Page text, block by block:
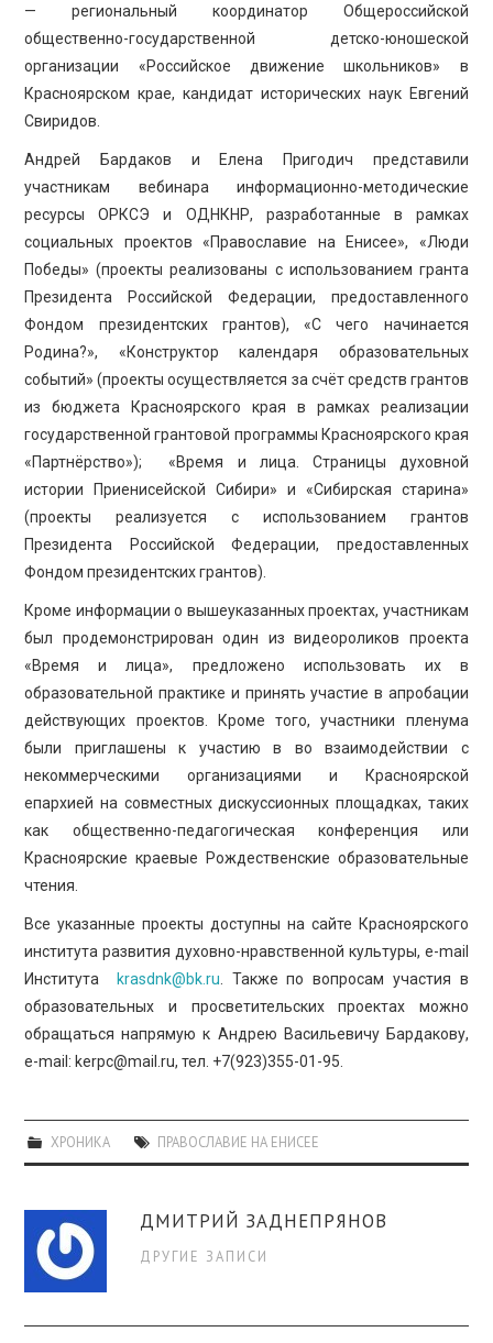
— региональный координатор Общероссийской
общественно-государственной детско-юношеской
организации «Российское движение школьников» в
Красноярском крае, кандидат исторических наук Евгений
Свиридов.
Андрей Бардаков и Елена Пригодич представили
участникам вебинара информационно-методические
ресурсы ОРКСЭ и ОДНКНР, разработанные в рамках
социальных проектов «Православие на Енисее», «Люди
Победы» (проекты реализованы с использованием гранта
Президента Российской Федерации, предоставленного
Фондом президентских грантов), «С чего начинается
Родина?», «Конструктор календаря образовательных
событий» (проекты осуществляется за счёт средств грантов
из бюджета Красноярского края в рамках реализации
государственной грантовой программы Красноярского края
«Партнёрство»); «Время и лица. Страницы духовной
истории Приенисейской Сибири» и «Сибирская старина»
(проекты реализуется с использованием грантов
Президента Российской Федерации, предоставленных
Фондом президентских грантов).
Кроме информации о вышеуказанных проектах, участникам
был продемонстрирован один из видеороликов проекта
«Время и лица», предложено использовать их в
образовательной практике и принять участие в апробации
действующих проектов. Кроме того, участники пленума
были приглашены к участию в во взаимодействии с
некоммерческими организациями и Красноярской
епархией на совместных дискуссионных площадках, таких
как общественно-педагогическая конференция или
Красноярские краевые Рождественские образовательные
чтения.
Все указанные проекты доступны на сайте Красноярского
института развития духовно-нравственной культуры, e-mail
Института
krasdnk@bk.ru . Также по вопросам участия в
образовательных и просветительских проектах можно
обращаться напрямую к Андрею Васильевичу Бардакову,
e-mail: kerpc@mail.ru, тел. +7(923)355-01-95.
ХРОНИКА ПРАВОСЛАВИЕ НА ЕНИСЕЕ
ДМИТРИЙ ЗАДНЕПРЯНОВ
ДРУГИЕ ЗАПИСИ